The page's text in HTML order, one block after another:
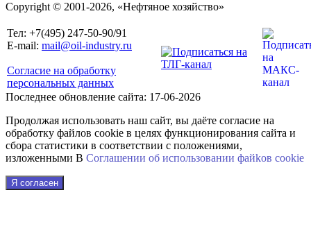
Copyright © 2001-2026, «Нефтяное хозяйство»
Тел: +7(495) 247-50-90/91
E-mail: mail@oil-industry.ru
Согласие на обработку
персональных данных
Последнее обновление сайта: 17-06-2026
Продолжая использовать наш сайт, вы даёте согласие на
обработку файлов cookie в целях функционирования сайта и
сбора статистики в соответствии с положениями,
изложенными В Соглашении об использовании файkов cookie
Я согласен